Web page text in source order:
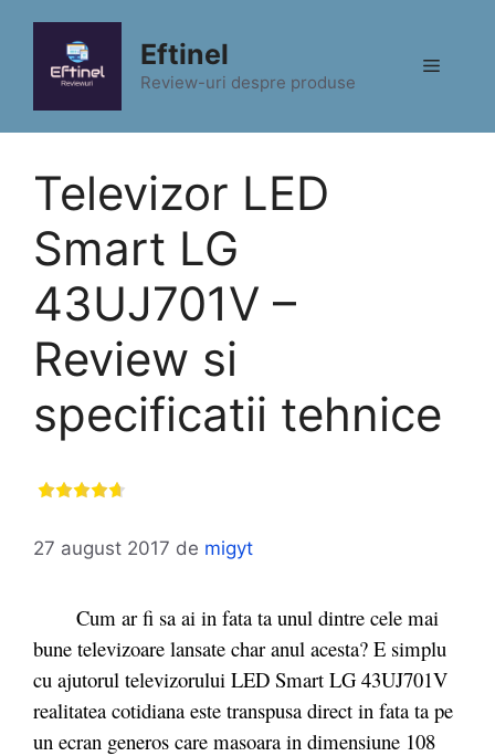
conținut
Eftinel
Review-uri despre produse
Meniu
Televizor LED
Smart LG
43UJ701V –
Review si
specificatii tehnice
27 august 2017 de migyt
Cum ar fi sa ai in fata ta unul dintre cele mai
bune televizoare lansate char anul acesta? E simplu
cu ajutorul televizorului LED Smart LG 43UJ701V
realitatea cotidiana este transpusa direct in fata ta pe
un ecran generos care masoara in dimensiune 108